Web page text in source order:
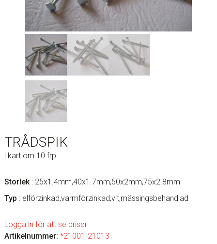
TRÅDSPIK
i kart om 10 frp
Storlek: 25x1.4mm,40x1.7mm,50x2mm,75x2.8mm
Typ : elförzinkad,varmförzinkad,vit,mässingsbehandlad
Logga in för att se priser
Artikelnummer: *21001-21013